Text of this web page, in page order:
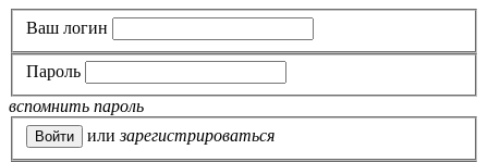
Ваш логин
Пароль
вспомнить пароль
или зарегистрироваться